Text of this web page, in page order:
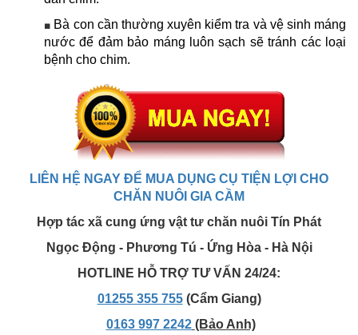
■ Bà con cần thường xuyên kiểm tra và vệ sinh máng
nước để đảm bảo máng luôn sạch sẽ tránh các loại
bệnh cho chim.
LIÊN HỆ NGAY ĐỂ MUA DỤNG CỤ TIỆN LỢI CHO
CHĂN NUÔI GIA CẦM
Hợp tác xã cung ứng vật tư chăn nuôi Tín Phát
Ngọc Động - Phương Tú - Ứng Hòa - Hà Nội
HOTLINE HỖ TRỢ TƯ VẤN 24/24:
01255 355 755(Cẩm Giang)
0163 997 2242 (Bảo Anh)